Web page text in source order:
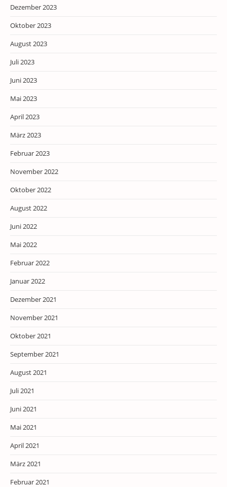
Dezember 2023
Oktober 2023
August 2023
Juli 2023
Juni 2023
Mai 2023
April 2023
März 2023
Februar 2023
November 2022
Oktober 2022
August 2022
Juni 2022
Mai 2022
Februar 2022
Januar 2022
Dezember 2021
November 2021
Oktober 2021
September 2021
August 2021
Juli 2021
Juni 2021
Mai 2021
April 2021
März 2021
Februar 2021